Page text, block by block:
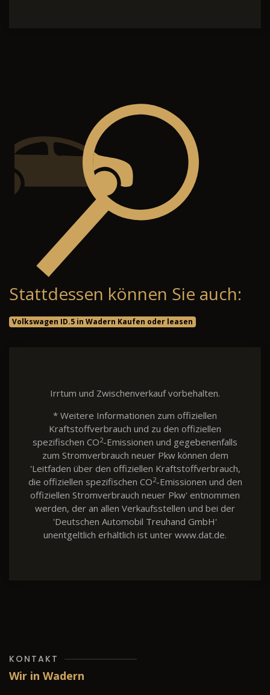
Stattdessen können Sie auch:
Volkswagen ID.5 in Wadern Kaufen oder leasen
Irrtum und Zwischenverkauf vorbehalten.
* Weitere Informationen zum offiziellen
Kraftstoffverbrauch und zu den offiziellen
spezifischen CO2-Emissionen und gegebenenfalls
zum Stromverbrauch neuer Pkw können dem
'Leitfaden über den offiziellen Kraftstoffverbrauch,
die offiziellen spezifischen CO2-Emissionen und den
offiziellen Stromverbrauch neuer Pkw' entnommen
werden, der an allen Verkaufsstellen und bei der
'Deutschen Automobil Treuhand GmbH'
unentgeltlich erhältlich ist unter www.dat.de.
KONTAKT
Wir in Wadern